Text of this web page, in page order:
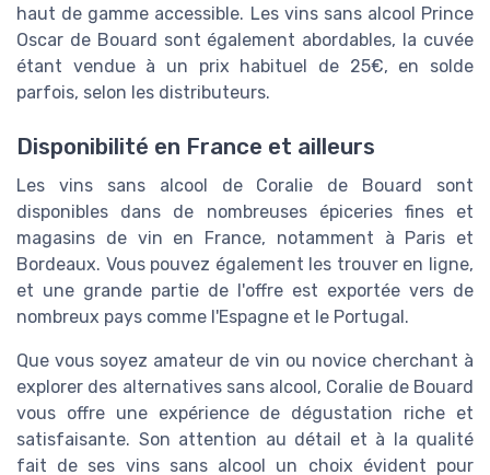
haut de gamme accessible. Les vins sans alcool Prince
Oscar de Bouard sont également abordables, la cuvée
étant vendue à un prix habituel de 25€, en solde
parfois, selon les distributeurs.
Disponibilité en France et ailleurs
Les vins sans alcool de Coralie de Bouard sont
disponibles dans de nombreuses épiceries fines et
magasins de vin en France, notamment à Paris et
Bordeaux. Vous pouvez également les trouver en ligne,
et une grande partie de l'offre est exportée vers de
nombreux pays comme l'Espagne et le Portugal.
Que vous soyez amateur de vin ou novice cherchant à
explorer des alternatives sans alcool, Coralie de Bouard
vous offre une expérience de dégustation riche et
satisfaisante. Son attention au détail et à la qualité
fait de ses vins sans alcool un choix évident pour